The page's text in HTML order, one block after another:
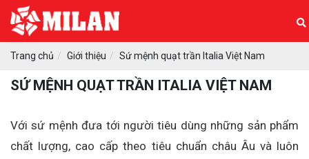
Trang chủ Giới thiệu Sứ mệnh quạt trần Italia Việt Nam
SỨ MỆNH QUẠT TRẦN ITALIA VIỆT NAM
Với sứ mệnh đưa tới người tiêu dùng những sản phẩm
chất lượng, cao cấp theo tiêu chuẩn châu Âu và luôn